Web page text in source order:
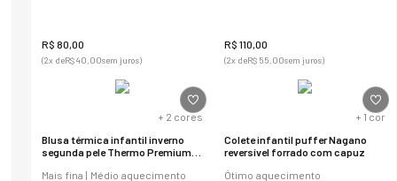
R$ 80 00
(2x deR$40,00sem juros)
R$ 110 00
(2x deR$ 55,00sem juros)
+ 2 cores
Blusa térmica infantil inverno
segunda pele Thermo Premium
Mais fina | Médio aquecimento
+ 1 cor
Colete infantil puffer Nagano
reversível forrado com capuz
Ótimo aquecimento